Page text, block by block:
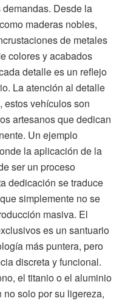
Desde la
maderas nobles,
de metales
colores y acabados
detalle es un reflejo
La atención al detalle
estos vehículos son
artesanos que dedican
Un ejemplo
la aplicación de la
ser un proceso
dedicación se traduce
simplemente no se
masiva. El
es un santuario
más puntera, pero
discreta y funcional.
el titanio o el aluminio
solo por su ligereza,